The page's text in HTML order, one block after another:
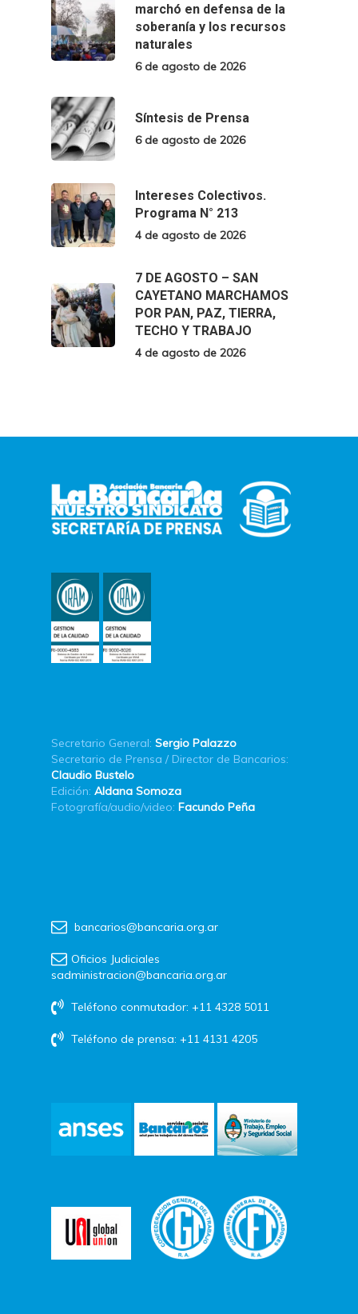
marchó en defensa de la
soberanía y los recursos
naturales
6 de agosto de 2026
Síntesis de Prensa
6 de agosto de 2026
Intereses Colectivos.
Programa N° 213
4 de agosto de 2026
7 DE AGOSTO – SAN
CAYETANO MARCHAMOS
POR PAN, PAZ, TIERRA,
TECHO Y TRABAJO
4 de agosto de 2026
Secretario General: Sergio Palazzo
Secretario de Prensa / Director de Bancarios:
Claudio Bustelo
Edición: Aldana Somoza
Fotografía/audio/video: Facundo Peña
bancarios@bancaria.org.ar
Oficios Judiciales
sadministracion@bancaria.org.ar
Teléfono conmutador: +11 4328 5011
Teléfono de prensa: +11 4131 4205